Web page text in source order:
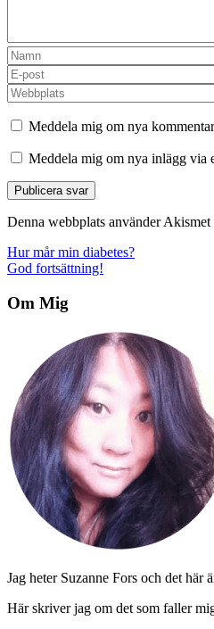
Meddela mig om nya
Meddela mig om nya inlägg via
Denna webbplats använder
Inläggsnavigering
Hur mår min diabetes?
God fortsättning!
Om Mig
Jag heter Suzanne Fors och det här
Här skriver jag om det som faller